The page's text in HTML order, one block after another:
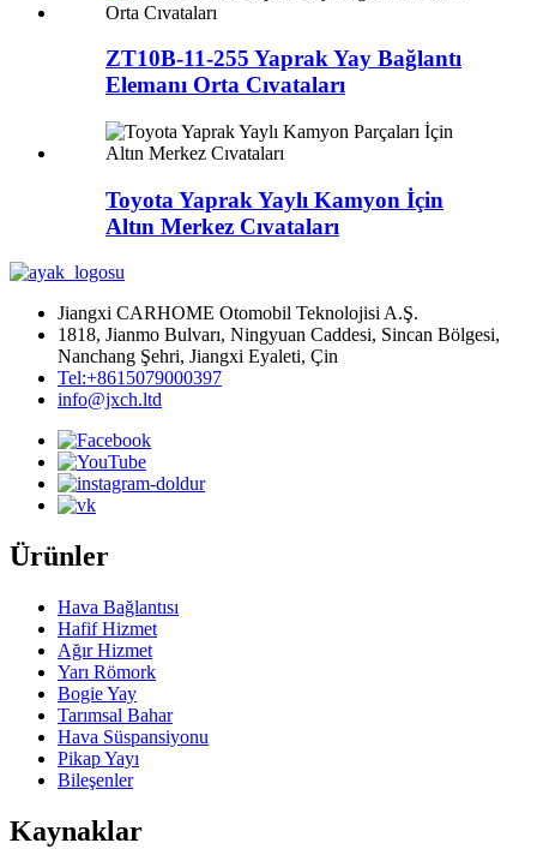
ZT10B-11-255 Yaprak Yay Bağlantı
Elemanı Orta Cıvataları
Toyota Yaprak Yaylı Kamyon İçin
Altın Merkez Cıvataları
Jiangxi CARHOME Otomobil Teknolojisi A.Ş.
1818, Jianmo Bulvarı, Ningyuan Caddesi, Sincan Bölgesi,
Nanchang Şehri, Jiangxi Eyaleti, Çin
Tel:+8615079000397
info@jxch.ltd
Ürünler
Hava Bağlantısı
Hafif Hizmet
Ağır Hizmet
Yarı Römork
Bogie Yay
Tarımsal Bahar
Hava Süspansiyonu
Pikap Yayı
Bileşenler
Kaynaklar